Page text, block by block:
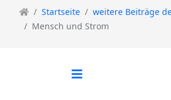
Startseite
weitere Beiträge
Mensch und Strom